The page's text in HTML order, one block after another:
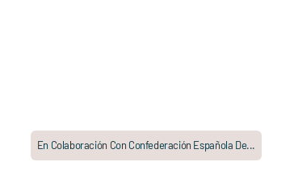
En Colaboración Con Confederación Española De...